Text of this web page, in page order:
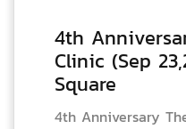
4th
Clinic (Sep
Square
4th Anniversary